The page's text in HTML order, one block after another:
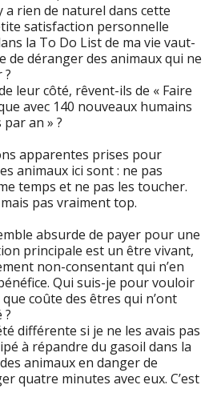
a rien de naturel dans cette
satisfaction personnelle
la To Do List de ma vie vaut-
de déranger des animaux qui ne
?
leur côté, rêvent-ils de « Faire
avec 140 nouveaux humains
an » ?
apparentes prises pour
animaux ici sont : ne pas
temps et ne pas les toucher.
pas vraiment top.
absurde de payer pour une
principale est un être vivant,
non-consentant qui n’en
Qui suis-je pour vouloir
coûte des êtres qui n’ont
?
différente si je ne les avais pas
à répandre du gasoil dans la
animaux en danger de
quatre minutes avec eux. C’est